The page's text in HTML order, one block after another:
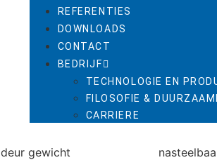
REFERENTIES
DOWNLOADS
CONTACT
BEDRIJF
TECHNOLOGIE EN
FILOSOFIE &
CARRIERE
deur gewicht